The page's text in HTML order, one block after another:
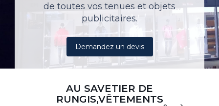
de toutes vos tenues et objets
publicitaires.
Demandez un devis
AU SAVETIER DE
RUNGIS,VÊTEMENTS